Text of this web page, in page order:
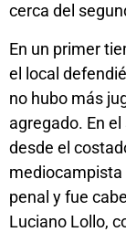
cerca del
En un primer
el local
no hubo más
agregado. En
desde el
mediocampista
penal y fue
Luciano Lollo,